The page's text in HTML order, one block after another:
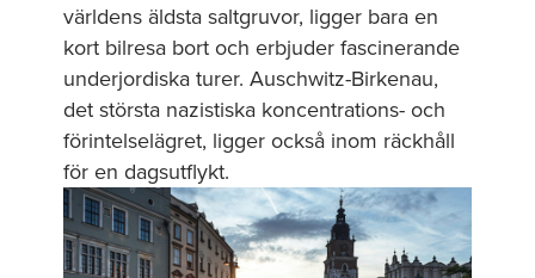
världens äldsta saltgruvor, ligger bara en
kort bilresa bort och erbjuder fascinerande
underjordiska turer. Auschwitz-Birkenau,
det största nazistiska koncentrations- och
förintelselägret, ligger också inom räckhåll
för en dagsutflykt.